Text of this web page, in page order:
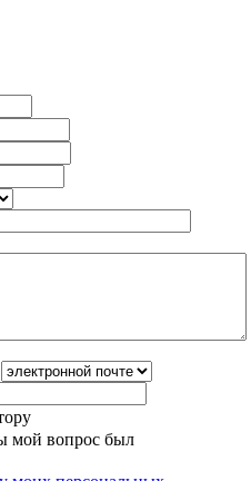
мой вопрос был